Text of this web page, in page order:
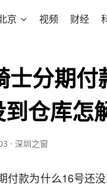
京 视频 财经
士分期
仓库怎
· 深圳之窗
付款为什么16号还